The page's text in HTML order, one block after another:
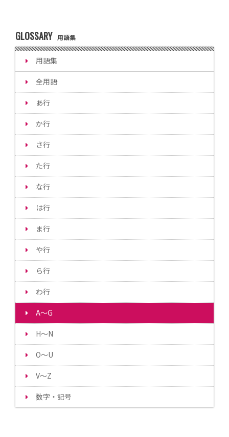
GLOSSARY 用語集
用語集
全用語
あ行
か行
さ行
た行
な行
は行
ま行
や行
ら行
わ行
A～G
H～N
O～U
V～Z
数字・記号